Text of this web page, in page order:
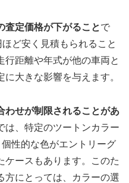
査定価格が下がることで
ど安く見積もられること
行距離や年式が他の車両と
大きな影響を与えます。
わせが制限されることがあ
は、特定のツートンカラー
性的な色がエントリーグ
ケースもあります。このた
方にとっては、カラーの選